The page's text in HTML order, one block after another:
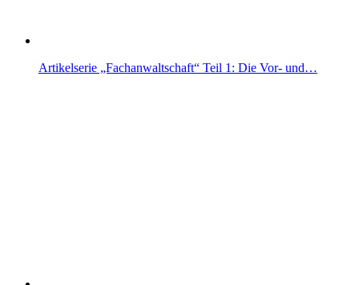
Artikelserie „Fachanwaltschaft“ Teil 1: Die Vor- und…